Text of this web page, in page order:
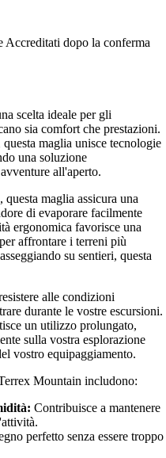
Accreditati dopo la conferma
scelta ideale per gli
sia comfort che prestazioni.
maglia unisce tecnologie
una soluzione
all'aperto.
maglia assicura una
di evaporare facilmente
ergonomica favorisce una
affrontare i terreni più
su sentieri, questa
alle condizioni
durante le vostre escursioni.
un utilizzo prolungato,
sulla vostra esplorazione
vostro equipaggiamento.
Mountain includono:
Contribuisce a mantenere
perfetto senza essere troppo